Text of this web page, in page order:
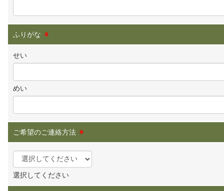
ふりがな ※
せい
めい
ご希望のご連絡方法 ※
選択してください